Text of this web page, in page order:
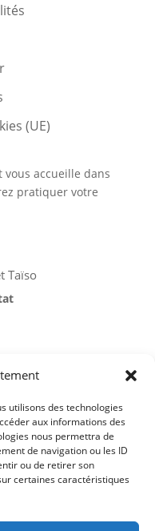
utilisons des technologies
aux informations des
nous permettra de
de navigation ou les ID
ou de retirer son
certaines caractéristiques
(UE)
vous accueille dans
pratiquer votre
Taïso
douce
à l’ASPTT